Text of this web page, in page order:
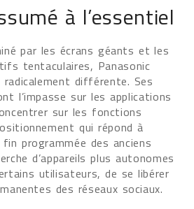
à l’essentiel
par les écrans géants et les
tentaculaires, Panasonic
différente. Ses
l’impasse sur les applications
sur les fonctions
qui répond à
programmée des anciens
d’appareils plus autonomes
utilisateurs, de se libérer
des réseaux sociaux.